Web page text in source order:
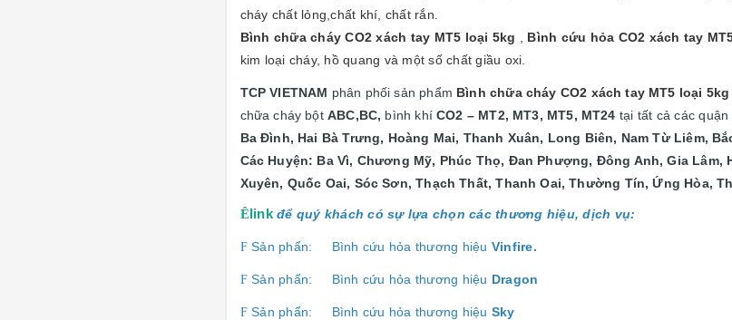
cháy chất lỏng,chất khí, chất rắn.
Bình chữa cháy CO2 xách tay MT5 loại 5kg
Bình cứu hỏa CO2 xách tay
kim loại cháy, hồ quang và một số chất giầu oxi.
TCP VIETNAM phân phối sản phẩm Bình chữa cháy CO2 xách tay MT5 loại
chữa cháy bộtABC,BC, bình khíCO2 – MT2, MT3, MT5, MT24 tại tất cả các quận
Ba Đình, Hai Bà Trưng, Hoàng Mai, Thanh Xuân, Long Biên, Nam Từ Liêm,
Các Huyện: Ba Vì, Chương Mỹ, Phúc Thọ, Đan Phượng, Đông Anh, Gia Lâm,
Xuyên, Quốc Oai, Sóc Sơn, Thạch Thất, Thanh Oai, Thường Tín, Ứng Hòa,
Êlink để quý khách có sự lựa chọn các thương hiệu, dịch vụ:
FSản phẩn: Bình cứu hỏa thương hiệu Vinfire.
FSản phẩn: Bình cứu hỏa thương hiệu Dragon
FSản phẩn: Bình cứu hỏa thương hiệu Sky